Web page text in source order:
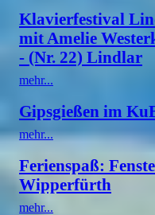
Klavierfestival
mit Amelie
- (Nr. 22) Lindlar
mehr...
Gipsgießen im
mehr...
Ferienspaß:
Wipperfürth
mehr...